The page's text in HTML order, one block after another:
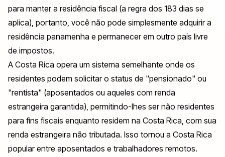
para manter a residência fiscal (a regra dos 183 dias se
aplica), portanto, você não pode simplesmente adquirir a
residência panamenha e permanecer em outro país livre
de impostos.
A Costa Rica opera um sistema semelhante onde os
residentes podem solicitar o status de "pensionado" ou
"rentista" (aposentados ou aqueles com renda
estrangeira garantida), permitindo-lhes ser não residentes
para fins fiscais enquanto residem na Costa Rica, com sua
renda estrangeira não tributada. Isso tornou a Costa Rica
popular entre aposentados e trabalhadores remotos.